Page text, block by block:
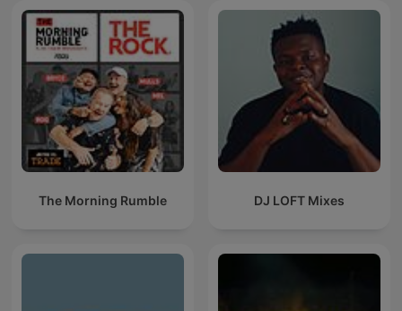
The Morning Rumble DJ LOFT Mixes